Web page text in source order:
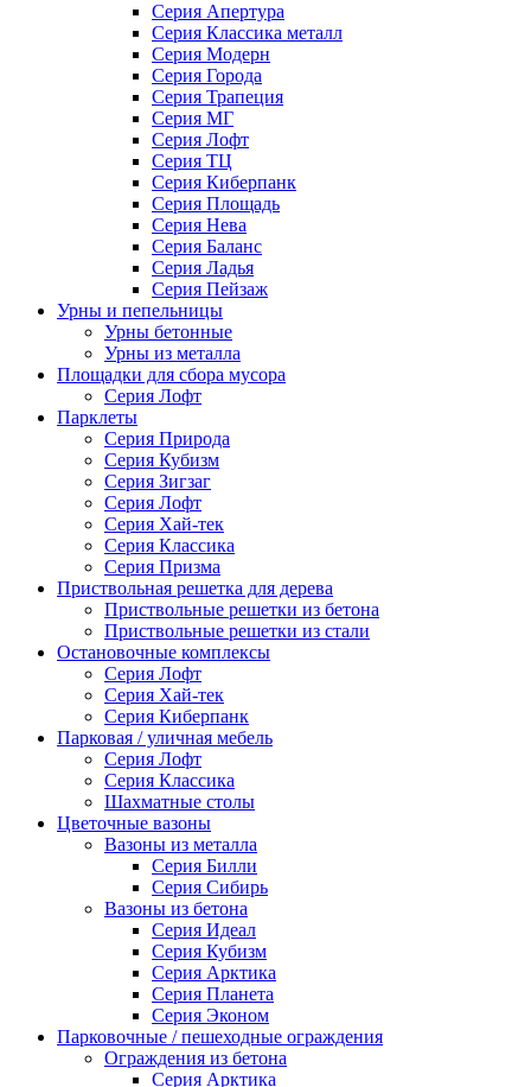
Серия Апертура
Серия Классика металл
Серия Модерн
Серия Города
Серия Трапеция
Серия МГ
Серия Лофт
Серия ТЦ
Серия Киберпанк
Серия Площадь
Серия Нева
Серия Баланс
Серия Ладья
Серия Пейзаж
Урны и пепельницы
Урны бетонные
Урны из металла
Площадки для сбора мусора
Серия Лофт
Парклеты
Серия Природа
Серия Кубизм
Серия Зигзаг
Серия Лофт
Серия Хай-тек
Серия Классика
Серия Призма
Приствольная решетка для дерева
Приствольные решетки из бетона
Приствольные решетки из стали
Остановочные комплексы
Серия Лофт
Серия Хай-тек
Серия Киберпанк
Парковая / уличная мебель
Серия Лофт
Серия Классика
Шахматные столы
Цветочные вазоны
Вазоны из металла
Серия Билли
Серия Сибирь
Вазоны из бетона
Серия Идеал
Серия Кубизм
Серия Арктика
Серия Планета
Серия Эконом
Парковочные / пешеходные ограждения
Ограждения из бетона
Серия Арктика